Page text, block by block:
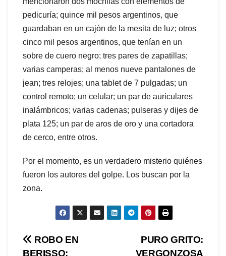
pedicuría; quince mil pesos argentinos, que
guardaban en un cajón de la mesita de luz; otros
cinco mil pesos argentinos, que tenían en un
sobre de cuero negro; tres pares de zapatillas;
varias camperas; al menos nueve pantalones de
jean; tres relojes; una tablet de 7 pulgadas; un
control remoto; un celular; un par de auriculares
inalámbricos; varias cadenas; pulseras y dijes de
plata 125; un par de aros de oro y una cortadora
de cerco, entre otros.
Por el momento, es un verdadero misterio quiénes
fueron los autores del golpe. Los buscan por la
zona.
Navegación
PURO GRITO:
VERGONZOSA
ROBO EN
BERISSO: